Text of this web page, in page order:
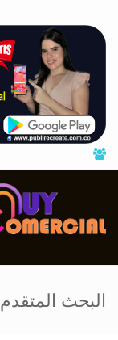
البحث المتقدم